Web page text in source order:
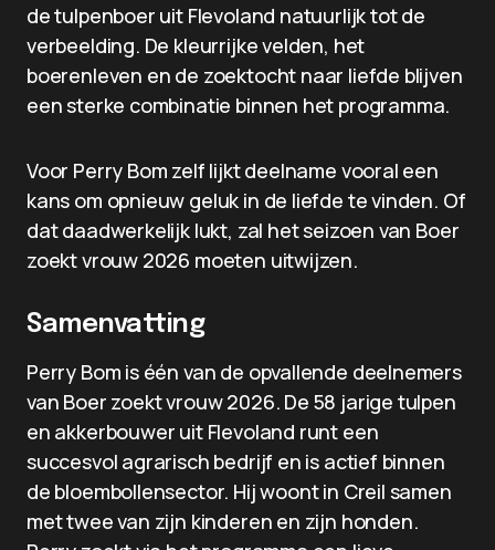
de tulpenboer uit Flevoland natuurlijk tot de
verbeelding. De kleurrijke velden, het
boerenleven en de zoektocht naar liefde blijven
een sterke combinatie binnen het programma.
Voor Perry Bom zelf lijkt deelname vooral een
kans om opnieuw geluk in de liefde te vinden. Of
dat daadwerkelijk lukt, zal het seizoen van Boer
zoekt vrouw 2026 moeten uitwijzen.
Samenvatting
Perry Bom is één van de opvallende deelnemers
van Boer zoekt vrouw 2026. De 58 jarige tulpen
en akkerbouwer uit Flevoland runt een
succesvol agrarisch bedrijf en is actief binnen
de bloembollensector. Hij woont in Creil samen
met twee van zijn kinderen en zijn honden.